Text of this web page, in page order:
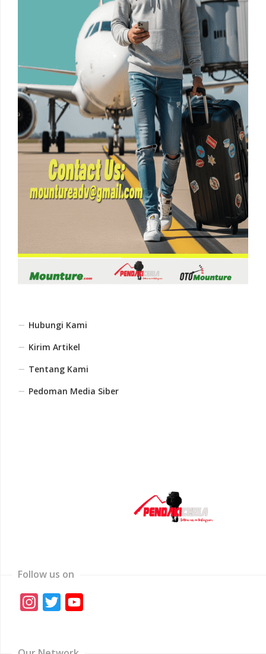
Hubungi Kami
Kirim Artikel
Tentang Kami
Pedoman Media Siber
Follow us on
Instagram
Twitter